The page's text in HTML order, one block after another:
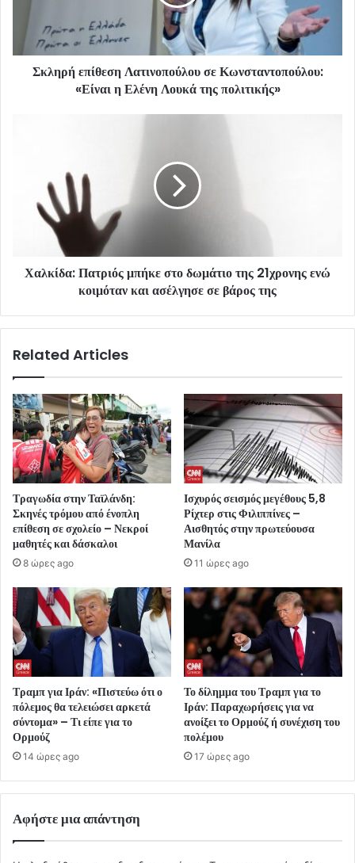
Σκληρή επίθεση Λατινοπούλου σε Κωνσταντοπούλου:
«Είναι η Ελένη Λουκά της πολιτικής»
Χαλκίδα: Πατριός μπήκε στο δωμάτιο της 21χρονης ενώ
κοιμόταν και ασέλγησε σε βάρος της
Related Articles
Τραγωδία στην Ταϊλάνδη:
Σκηνές τρόμου από ένοπλη
επίθεση σε σχολείο – Νεκροί
μαθητές και δάσκαλοι
8 ώρες ago
Ισχυρός σεισμός μεγέθους 5,8
Ρίχτερ στις Φιλιππίνες –
Αισθητός στην πρωτεύουσα
Μανίλα
11 ώρες ago
Τραμπ για Ιράν: «Πιστεύω ότι ο
πόλεμος θα τελειώσει αρκετά
σύντομα» – Τι είπε για το
Ορμούζ
14 ώρες ago
Το δίλημμα του Τραμπ για το
Ιράν: Παραχωρήσεις για να
ανοίξει το Ορμούζ ή συνέχιση του
πολέμου
17 ώρες ago
Αφήστε μια απάντηση